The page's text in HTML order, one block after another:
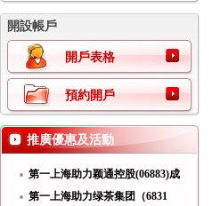
開設帳戶
開戶表格
預約開戶
推廣優惠及活動
第一上海助力颖通控股(06883)成
功
第一上海助力绿茶集团（6831